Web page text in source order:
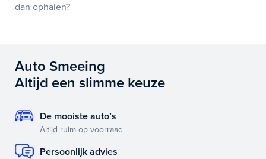
dan ophalen?
Auto Smeeing
Altijd een slimme keuze
De mooiste auto’s
Altijd ruim op voorraad
Persoonlijk advies